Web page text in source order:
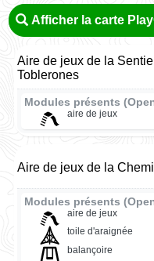
Afficher la carte
Aire de jeux de la
Toblerones
Modules présents
aire de jeux
Aire de jeux de la
Modules présents
aire de jeux
toile d'araignée
balançoire